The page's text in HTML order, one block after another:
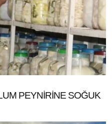
PEYNİRİNE SOĞUK